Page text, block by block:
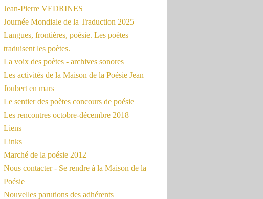
Jean-Pierre VEDRINES
Journée Mondiale de la Traduction 2025
Langues, frontières, poésie. Les poètes
traduisent les poètes.
La voix des poètes - archives sonores
Les activités de la Maison de la Poésie Jean
Joubert en mars
Le sentier des poètes concours de poésie
Les rencontres octobre-décembre 2018
Liens
Links
Marché de la poésie 2012
Nous contacter - Se rendre à la Maison de la
Poésie
Nouvelles parutions des adhérents